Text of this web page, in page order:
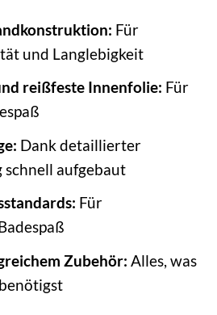
Für
und Langlebigkeit
reißfeste Innenfolie: Für
Dank detaillierter
aufgebaut
Für
Zubehör: Alles, was